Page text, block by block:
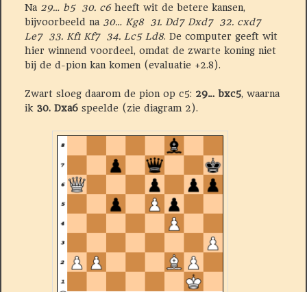
Na 29… b5 30. c6heeft wit de betere kansen,
bijvoorbeeld na 30… Kg8 31. Dd7 Dxd7 32. cxd7
Le7 33. Kf1 Kf7 34. Lc5 Ld8. De computer geeft wit
hier winnend voordeel, omdat de zwarte koning niet
bij de d-pion kan komen (evaluatie +2.8).
Zwart sloeg daarom de pion op c5: 29… bxc5, waarna
ik 30. Dxa6speelde (zie diagram 2).